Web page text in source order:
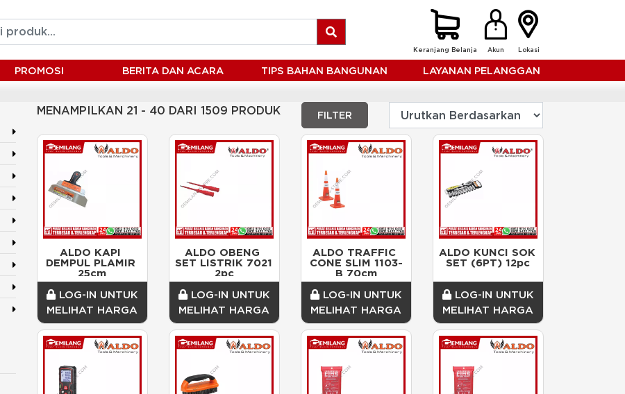
Keranjang Belanja Akun Lokasi
PROMOSI BERITA DAN ACARA TIPS BAHAN BANGUNAN LAYANAN PELANGGAN
MENAMPILKAN 21 - 40 DARI 1509 PRODUK FILTER
ALDO KAPI
DEMPUL PLAMIR
25cm
LOG-IN UNTUK
MELIHAT HARGA
ALDO OBENG
SET LISTRIK 7021
2pc
LOG-IN UNTUK
MELIHAT HARGA
ALDO TRAFFIC
CONE SLIM 1103-
B 70cm
LOG-IN UNTUK
MELIHAT HARGA
ALDO KUNCI SOK
SET (6PT) 12pc
LOG-IN UNTUK
MELIHAT HARGA